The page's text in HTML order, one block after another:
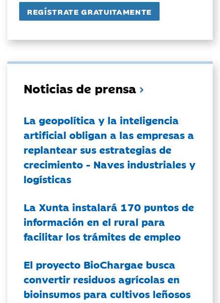
Noticias de prensa
La geopolítica y la inteligencia
artificial obligan a las empresas a
replantear sus estrategias de
crecimiento - Naves industriales y
logísticas
La Xunta instalará 170 puntos de
información en el rural para
facilitar los trámites de empleo
El proyecto BioChargae busca
convertir residuos agrícolas en
bioinsumos para cultivos leñosos